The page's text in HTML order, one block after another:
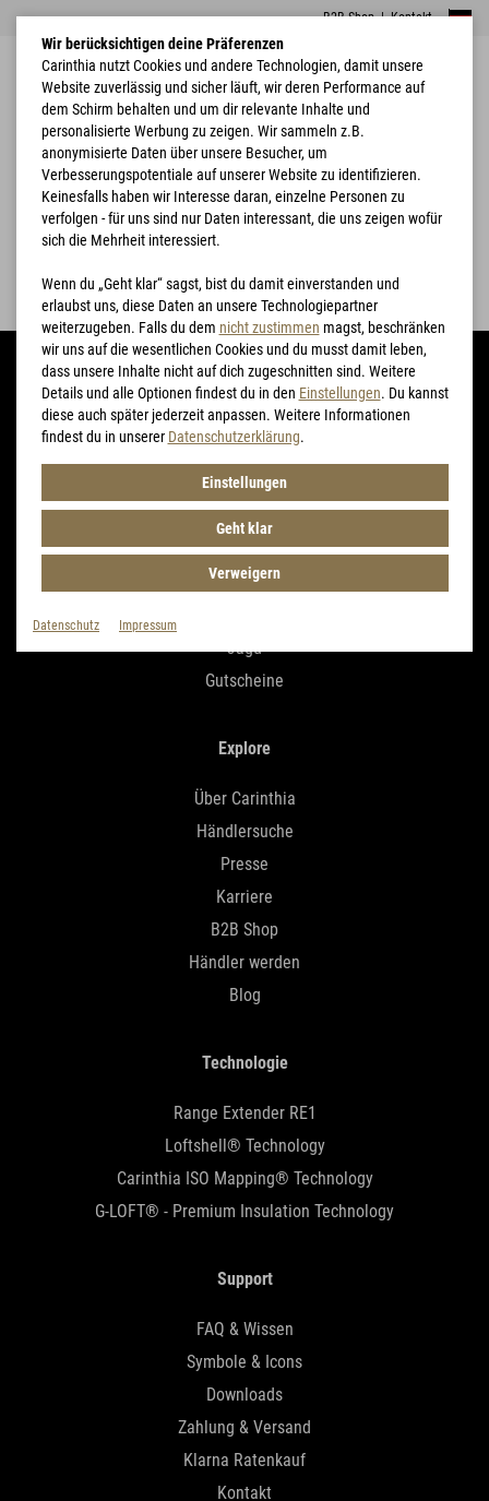
B2B Shop|Kontakt
Home untersuchungsbericht
Untersuchungsbericht
Untersuchungsbericht öffnen
Produkte
Bekleidung
Schlafsäcke
Nässeschutz
Biwakzelte
Jagd
Gutscheine
Explore
Über Carinthia
Händlersuche
Presse
Karriere
B2B Shop
Händler werden
Blog
Technologie
Range Extender RE1
Loftshell® Technology
Carinthia ISO Mapping® Technology
G-LOFT® - Premium Insulation Technology
Support
FAQ & Wissen
Symbole & Icons
Downloads
Zahlung & Versand
Klarna Ratenkauf
Kontakt
Wir berücksichtigen deine Präferenzen
Carinthia nutzt Cookies und andere Technologien, damit unsere
Website zuverlässig und sicher läuft, wir deren Performance auf
dem Schirm behalten und um dir relevante Inhalte und
personalisierte Werbung zu zeigen. Wir sammeln z.B.
anonymisierte Daten über unsere Besucher, um
Verbesserungspotentiale auf unserer Website zu identifizieren.
Keinesfalls haben wir Interesse daran, einzelne Personen zu
verfolgen - für uns sind nur Daten interessant, die uns zeigen wofür
sich die Mehrheit interessiert.
Wenn du „Geht klar“ sagst, bist du damit einverstanden und
erlaubst uns, diese Daten an unsere Technologiepartner
weiterzugeben. Falls du dem nicht zustimmen magst, beschränken
wir uns auf die wesentlichen Cookies und du musst damit leben,
dass unsere Inhalte nicht auf dich zugeschnitten sind. Weitere
Details und alle Optionen findest du in den Einstellungen. Du kannst
diese auch später jederzeit anpassen. Weitere Informationen
findest du in unserer Datenschutzerklärung.
Einstellungen
Geht klar
Verweigern
Datenschutz Impressum